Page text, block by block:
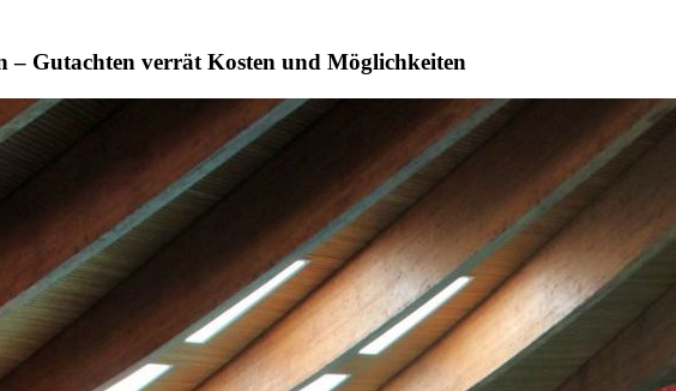
– Gutachten verrät Kosten und Möglichkeiten